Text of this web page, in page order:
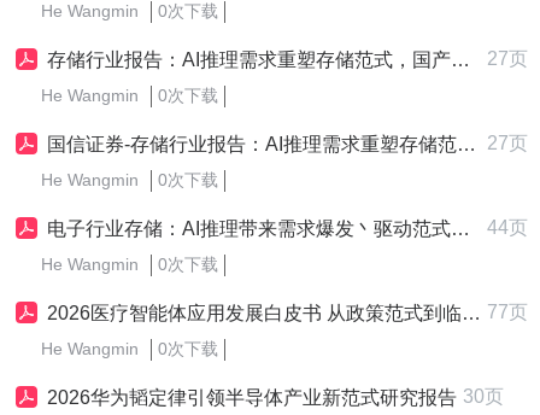
He Wangmin 0次下载
存储行业报告：AI推理需求重塑存储范式，国产存储迎产业升级期 27页
He Wangmin 0次下载
国信证券-存储行业报告：AI推理需求重塑存储范式，国产存储迎产业升级期 27页
He Wangmin 0次下载
电子行业存储：AI推理带来需求爆发丶驱动范式升级，周期能见度大幅拉长-260516-中泰证券-44页 44页
He Wangmin 0次下载
2026医疗智能体应用发展白皮书 从政策范式到临床价值的跃迁 77页
He Wangmin 0次下载
2026华为韬定律引领半导体产业新范式研究报告 30页